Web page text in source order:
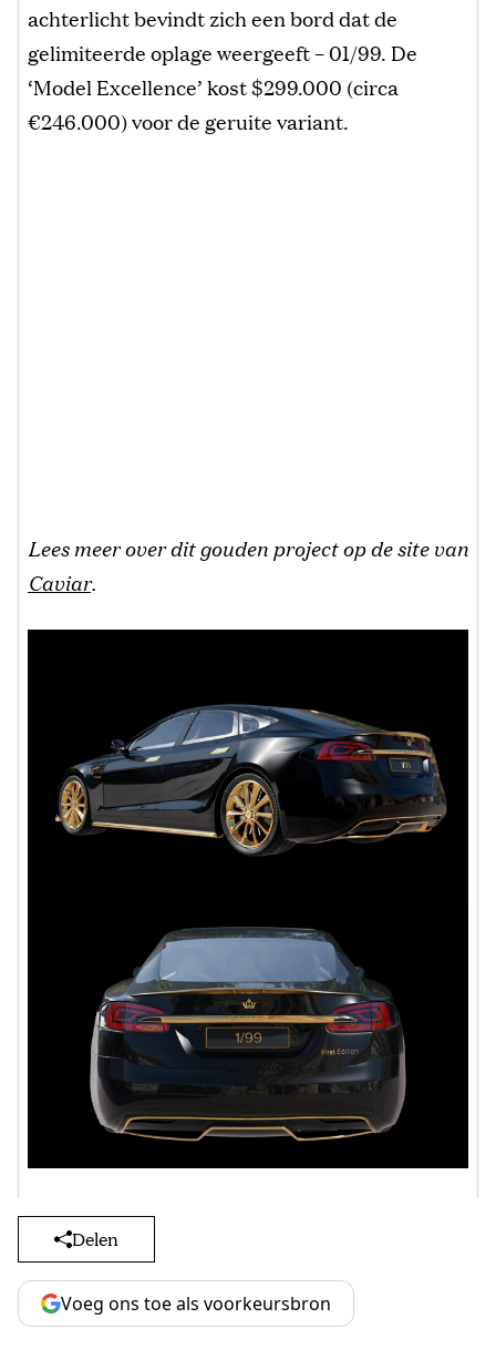
achterlicht bevindt zich een bord dat de
gelimiteerde oplage weergeeft – 01/99. De
‘Model Excellence’ kost $299.000 (circa
€246.000) voor de geruite variant.
Lees meer over dit gouden project op de site van
Caviar.
Delen
Voeg ons toe als voorkeursbron